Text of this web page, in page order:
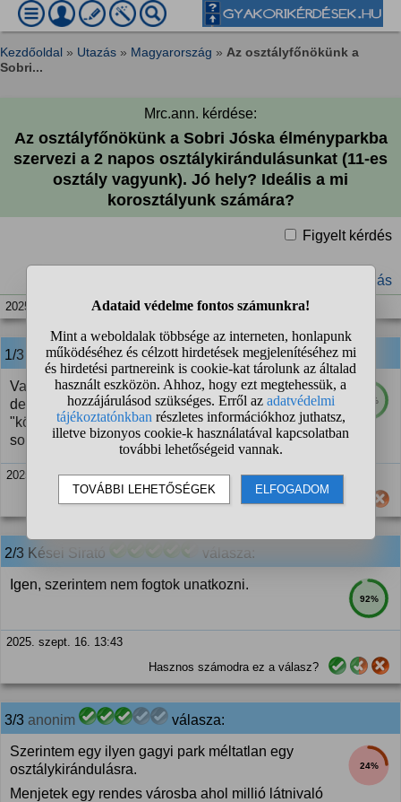
Kezdőoldal » Utazás » Magyarország » Az osztályfőnökünk a
Sobri...
Mrc.ann. kérdése:
Az osztályfőnökünk a Sobri Jóska élményparkba
szervezi a 2 napos osztálykirándulásunkat (11-es
osztály vagyunk). Jó hely? Ideális a mi
korosztályunk számára?
Figyelt kérdés
#osztálykirándulás
2025. szept. 16. 11:46
1/3 anonim válasza:
90%
Van szerintem ott olyan játék, amit ti is élveznétek,
de az ugye kérdéses hogy mit fizet az osztály
"központilag". Nézzétek meg a honlapot, van ott
sokminden.
2025. szept. 16. 13:28
Hasznos számodra ez a válasz?
2/3 Kései Sirató válasza:
92%
Igen, szerintem nem fogtok unatkozni.
2025. szept. 16. 13:43
Hasznos számodra ez a válasz?
3/3 anonim válasza:
24%
Szerintem egy ilyen gagyi park méltatlan egy
osztálykirándulásra.
Menjetek egy rendes városba ahol millió látnivaló